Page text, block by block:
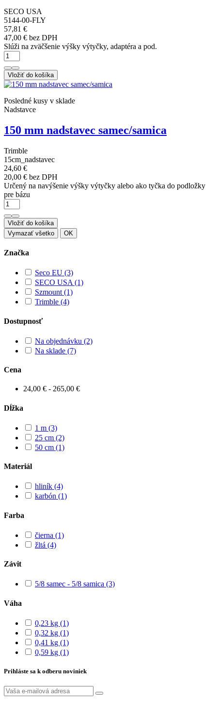
SECO USA
5144-00-FLY
57,81 €
47,00 € bez DPH
Slúži na zväčšenie výšky výtyčky, adaptéra a pod.
Vložiť do košíka
Posledné kusy v sklade
Nadstavce
150 mm nadstavec samec/samica
Trimble
15cm_nadstavec
24,60 €
20,00 € bez DPH
Určený na navýšenie výšky výtyčky alebo ako tyčka do podložky
pre bázu
Vložiť do košíka
Vymazať všetko
OK
Značka
Seco EU (3)
SECO USA (1)
Szmount (1)
Trimble (4)
Dostupnosť
Na objednávku (2)
Na sklade (7)
Cena
24,00 € - 265,00 €
Dĺžka
1 m (3)
25 cm (2)
50 cm (1)
Materiál
hliník (4)
karbón (1)
Farba
čierna (1)
žltá (4)
Závit
5/8 samec - 5/8 samica (3)
Váha
0,23 kg (1)
0,32 kg (1)
0,41 kg (1)
0,59 kg (1)
Prihláste sa k odberu noviniek